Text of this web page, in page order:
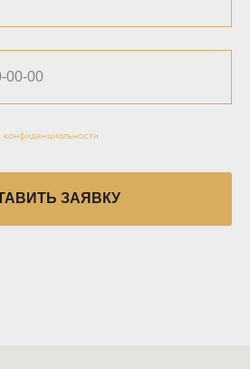
конфиденциальности
ЗАЯВКУ